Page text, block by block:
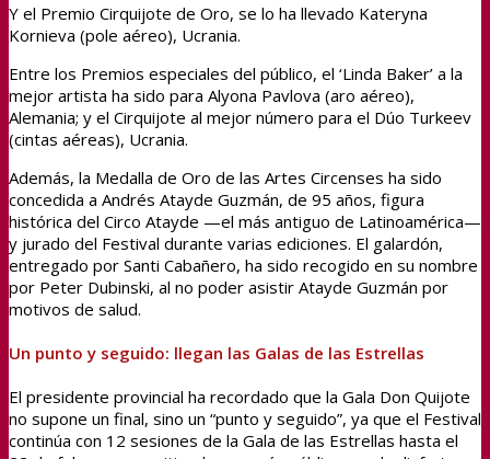
Y el Premio Cirquijote de Oro, se lo ha llevado Kateryna
Kornieva (pole aéreo), Ucrania.
Entre los Premios especiales del público, el ‘Linda Baker’ a la
mejor artista ha sido para Alyona Pavlova (aro aéreo),
Alemania; y el Cirquijote al mejor número para el Dúo Turkeev
(cintas aéreas), Ucrania.
Además, la Medalla de Oro de las Artes Circenses ha sido
concedida a Andrés Atayde Guzmán, de 95 años, figura
histórica del Circo Atayde —el más antiguo de Latinoamérica—
y jurado del Festival durante varias ediciones. El galardón,
entregado por Santi Cabañero, ha sido recogido en su nombre
por Peter Dubinski, al no poder asistir Atayde Guzmán por
motivos de salud.
Un punto y seguido: llegan las Galas de las Estrellas
El presidente provincial ha recordado que la Gala Don Quijote
no supone un final, sino un “punto y seguido”, ya que el Festival
continúa con 12 sesiones de la Gala de las Estrellas hasta el